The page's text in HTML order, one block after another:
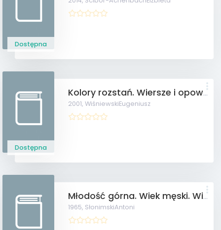
Dostępna
Dostępna
Kolory rozstań. Wiersze i opowiadania.
2001,WiśniewskiEugeniusz
Młodość górna. Wiek męski. Wiek klęski.
1965, SłonimskiAntoni